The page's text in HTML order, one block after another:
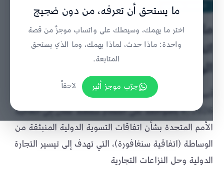
الاقتصاد والتفسير
ماذا يعني انضمام سلطنة عمان إلى
اتفاقات التسوية الدولية المنبثقة عن
الوساطة؟
أصدر جلالة السلطان هيثم بن طارق مرسومًا سلطانيًا رقم
6/2026 بالموافقة على انضمام سلطنة عمان إلى اتفاقية
الأمم المتحدة بشأن اتفاقات التسوية الدولية المنبثقة من
الوساطة (اتفاقية سنغافورة)، التي تهدف إلى تيسير التجارة
الدولية وحل النزاعات التجارية
ما يستحق أن تعرفه، من دون ضجيج
اختر ما يهمك، وسيصلك على واتساب موجزٌ من قصة
واحدة: ماذا حدث، لماذا يهمك، وما الذي يستحق
المتابعة.
جرّب موجز أثير
لاحقاً